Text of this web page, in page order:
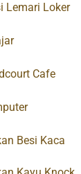
Lemari Loker
Cafe
Besi Kaca